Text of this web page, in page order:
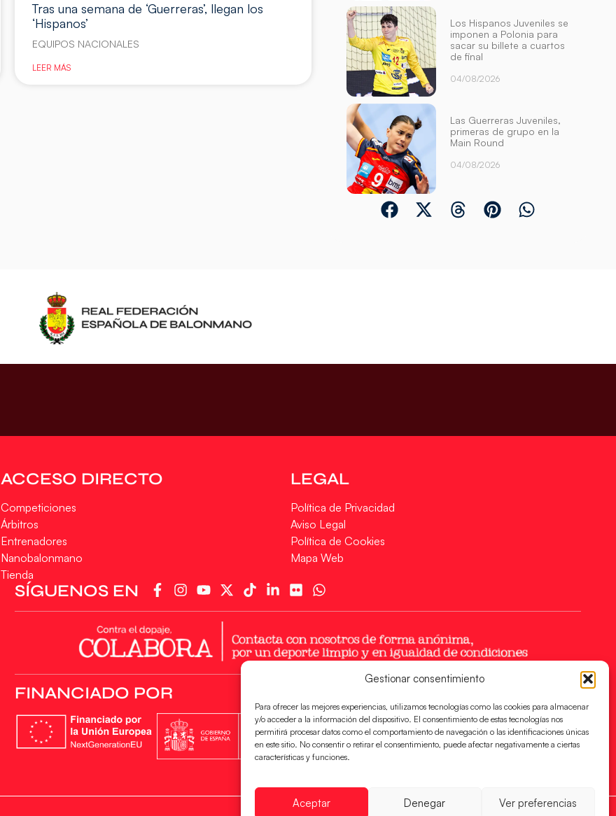
Gestionar consentimiento
Para ofrecer las mejores experiencias, utilizamos tecnologías como las cookies para almacenar
y/o acceder a la información del dispositivo. El consentimiento de estas tecnologías nos
permitirá procesar datos como el comportamiento de navegación o las identificaciones únicas
en este sitio. No consentir o retirar el consentimiento, puede afectar negativamente a ciertas
características y funciones.
Aceptar Denegar Ver preferencias
Tras una semana de ‘Guerreras’, llegan los
‘Hispanos’
EQUIPOS NACIONALES
LEER MÁS
Los Hispanos Juveniles se
imponen a Polonia para
sacar su billete a cuartos
de final
04/08/2026
Las Guerreras Juveniles,
primeras de grupo en la
Main Round
04/08/2026
ACCESO DIRECTO
Competiciones
Árbitros
Entrenadores
Nanobalonmano
Tienda
LEGAL
Política de Privacidad
Aviso Legal
Política de Cookies
Mapa Web
SÍGUENOS EN
FINANCIADO POR